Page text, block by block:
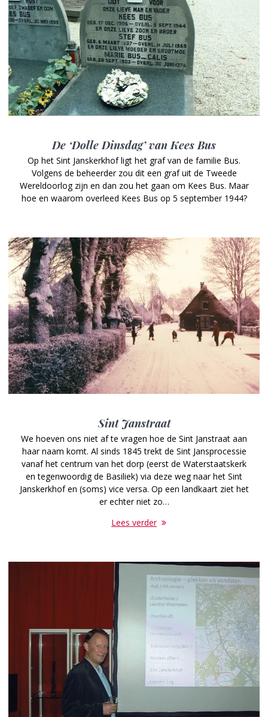
De ‘Dolle Dinsdag’ van Kees Bus
Op het Sint Janskerkhof ligt het graf van de familie Bus.
Volgens de beheerder zou dit een graf uit de Tweede
Wereldoorlog zijn en dan zou het gaan om Kees Bus. Maar
hoe en waarom overleed Kees Bus op 5 september 1944?
Sint Janstraat
We hoeven ons niet af te vragen hoe de Sint Janstraat aan
haar naam komt. Al sinds 1845 trekt de Sint Jansprocessie
vanaf het centrum van het dorp (eerst de Waterstaatskerk
en tegenwoordig de Basiliek) via deze weg naar het Sint
Janskerkhof en (soms) vice versa. Op een landkaart ziet het
er echter niet zo…
Lees verder